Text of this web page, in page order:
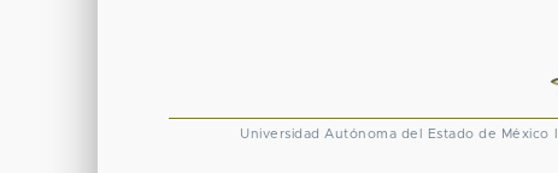
Universidad Autónoma del Estado de México